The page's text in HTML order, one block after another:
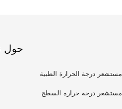
مستشعر درجة الحرارة الطبية
مستشعر درجة حرارة السطح
حول